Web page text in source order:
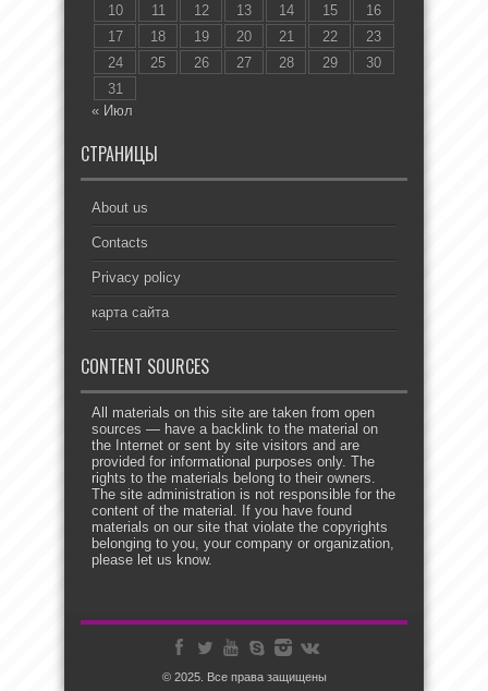
10
11 12 13 14 15
16
17
18 19 20 21 22
23
24
25 26 27 28 29
30
31
« Июл
СТРАНИЦЫ
About us
Contacts
Privacy policy
карта сайта
CONTENT SOURCES
All materials on this site are taken from open
sources — have a backlink to the material on
the Internet or sent by site visitors and are
provided for informational purposes only. The
rights to the materials belong to their owners.
The site administration is not responsible for the
content of the material. If you have found
materials on our site that violate the copyrights
belonging to you, your company or organization,
please let us know.
© 2025. Все права защищены